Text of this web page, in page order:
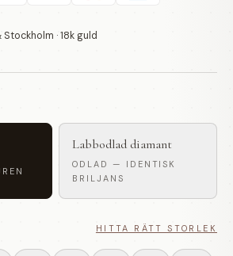
· 18k guld
Labbodlad diamant
ODLAD — IDENTISK
BRILJANS
HITTA RÄTT STORLEK